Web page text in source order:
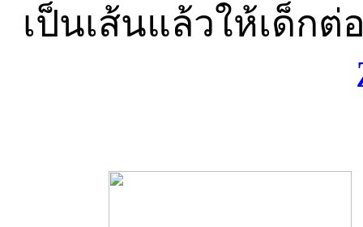
เป็นเส้นแล้วให้เด็ก